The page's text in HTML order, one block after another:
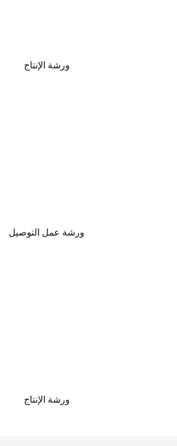
ورشة الإنتاج
ورشة عمل التوصيل
ورشة الإنتاج